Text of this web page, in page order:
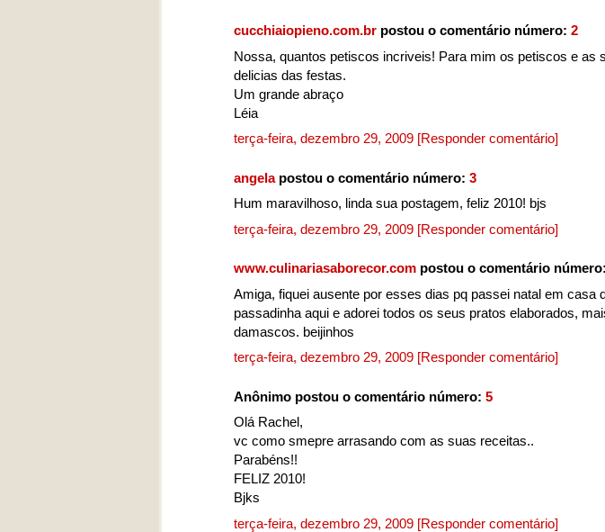
cucchiaiopieno.com.br postou o comentário número: 2
Nossa, quantos petiscos incriveis! Para mim os petiscos e as
delicias das festas.
Um grande abraço
Léia
terça-feira, dezembro 29, 2009 [Responder comentário]
angelapostou o comentário número: 3
Hum maravilhoso, linda sua postagem, feliz 2010! bjs
terça-feira, dezembro 29, 2009 [Responder comentário]
www.culinariasaborecor.com postou o comentário número:
Amiga, fiquei ausente por esses dias pq passei natal em casa
passadinha aqui e adorei todos os seus pratos elaborados,
damascos. beijinhos
terça-feira, dezembro 29, 2009 [Responder comentário]
Anônimo postou o comentário número: 5
Olá Rachel,
vc como smepre arrasando com as suas receitas..
Parabéns!!
FELIZ 2010!
Bjks
terça-feira, dezembro 29, 2009 [Responder comentário]